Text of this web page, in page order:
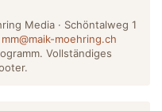
Media · Schöntalweg 1
mm@maik-moehring.ch
Vollständiges